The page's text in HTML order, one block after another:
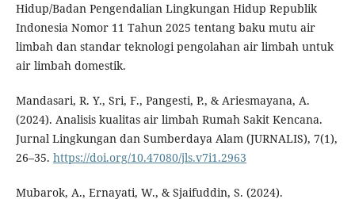
Hidup/Badan Pengendalian Lingkungan Hidup Republik
Indonesia Nomor 11 Tahun 2025 tentang baku mutu air
limbah dan standar teknologi pengolahan air limbah untuk
air limbah domestik.
Mandasari, R. Y., Sri, F., Pangesti, P., & Ariesmayana, A.
(2024). Analisis kualitas air limbah Rumah Sakit Kencana.
Jurnal Lingkungan dan Sumberdaya Alam (JURNALIS), 7(1),
26–35. https://doi.org/10.47080/jls.v7i1.2963
Mubarok, A., Ernayati, W., & Sjaifuddin, S. (2024).